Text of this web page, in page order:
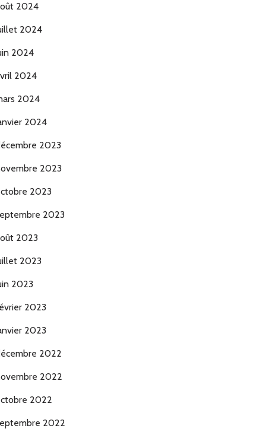
2024
2024
2024
2024
2024
2024
2023
2023
2023
2023
2023
2023
2023
2023
2023
2022
2022
2022
2022